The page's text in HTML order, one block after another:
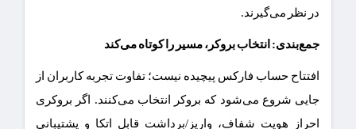
در نظر می‌گیرند.
جمع‌بندی: انتخاب بروکر، مسیر را کوتاه می‌کند
افتتاح حساب فارکس پیچیده نیست؛ تفاوت تجربه کاربران از
جایی شروع می‌شود که بروکر انتخاب می‌کنند. اگر بروکری
احراز هویت شفاف، واریز/برداشت قابل اتکا و پشتیبانی